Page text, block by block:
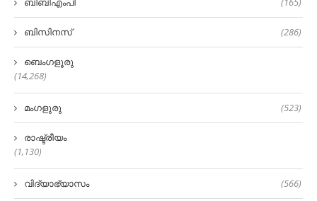
ബിസിനസ് (286)
ബെംഗളൂരു
(14,268)
മംഗളുരു (523)
രാഷ്ട്രീയം
(1,130)
വിദ്യാഭ്യാസം (566)